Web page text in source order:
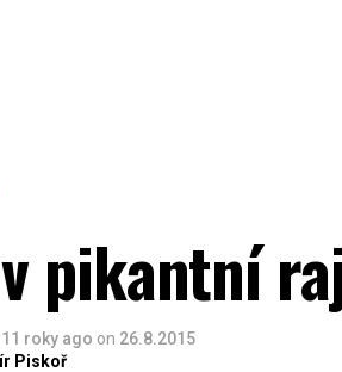
pikantní
11 roky ago on 26.8.2015
Piskoř